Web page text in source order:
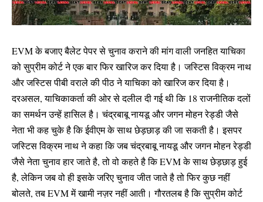
EVM के बजाए बैलेट पेपर से चुनाव कराने की मांग वाली जनहित याचिका
को सुप्रीम कोर्ट ने एक बार फिर खारिज कर दिया है। जस्टिस विक्रम नाथ
और जस्टिस पीबी वराले की पीठ ने याचिका को खारिज कर दिया है।
दरअसल, याचिकाकर्ता की ओर से दलील दी गई थी कि 18 राजनीतिक दलों
का समर्थन उन्हें हासिल है। चंद्रबाबू नायडू और जगन मोहन रेड्डी जैसे
नेता भी कह चुके है कि ईवीएम के साथ छेड़छाड़ की जा सकती है। इसपर
जस्टिस विक्रम नाथ ने कहा कि जब चंद्रबाबू नायडू और जगन मोहन रेड्डी
जैसे नेता चुनाव हार जाते है, तो वो कहते है कि EVM के साथ छेड़छाड़ हुई
है, लेकिन जब वो ही इसके जरिए चुनाव जीत जाते है तो फिर कुछ नहीं
बोलते, तब EVM में खामी नज़र नहीं आती। गौरतलब है कि सुप्रीम कोर्ट